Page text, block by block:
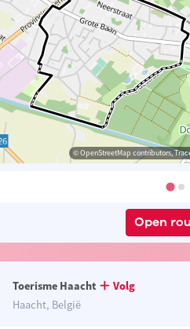
© OpenStreetMap contributors,
Open
Toerisme Haacht
Volg
Haacht, België